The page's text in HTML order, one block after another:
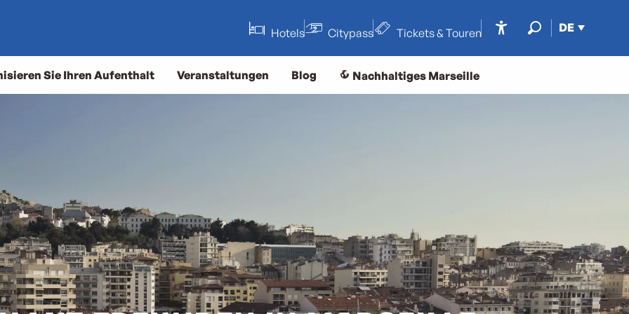
DE
Hotels Citypass Tickets & Touren
Sie Ihren Aufenthalt Veranstaltungen Blog Nachhaltiges Marseille